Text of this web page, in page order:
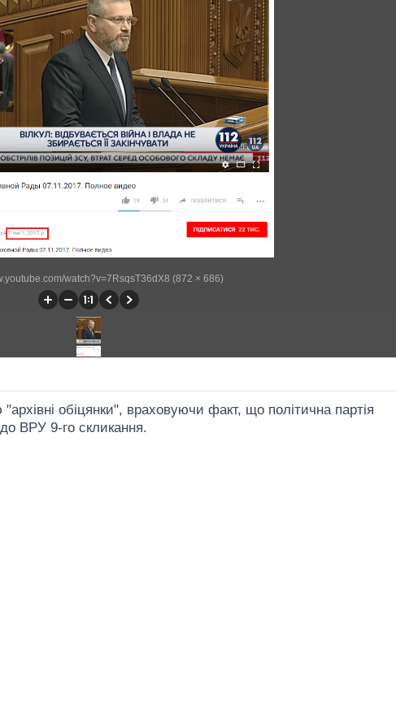
watch?v=7RsqsT36dX8 (872 × 686)
обіцянки", враховуючи факт, що політична партія
ВРУ 9-го скликання.